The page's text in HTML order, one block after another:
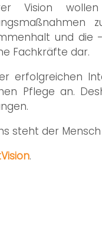
Vision
und die
Fachkräfte dar.
erfolgreichen
Pflege an.
steht der
.